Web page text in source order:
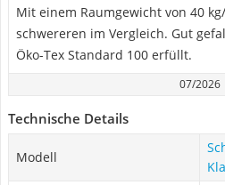
Mit einem Raumgewicht von 40
schwereren im Vergleich. Gut
Öko-Tex Standard 100 erfüllt.
07/2026
Technische Details
Modell